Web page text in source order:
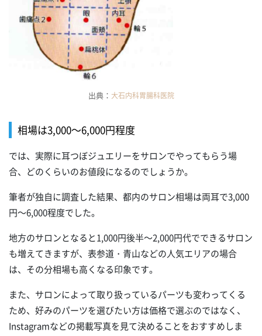
出典： 大石内科胃腸科医院
相場は3,000～6,000円程度
では、実際に耳つぼジュエリーをサロンでやってもらう場
合、どのくらいのお値段になるのでしょうか。
筆者が独自に調査した結果、都内のサロン相場は両耳で3,000
円～6,000程度でした。
地方のサロンとなると1,000円後半～2,000円代でできるサロン
も増えてきますが、表参道・青山などの人気エリアの場合
は、その分相場も高くなる印象です。
また、サロンによって取り扱っているパーツも変わってくる
ため、好みのパーツを選びたい方は価格で選ぶのではなく、
Instagramなどの掲載写真を見て決めることをおすすめしま